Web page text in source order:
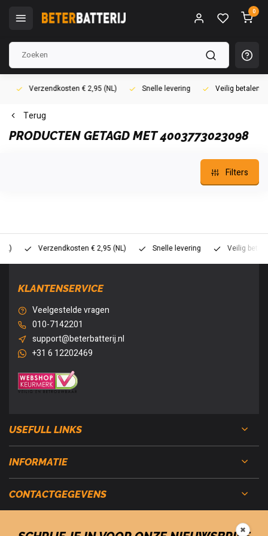
0
Verzendkosten € 2,95 (NL) Snelle levering Veilig betalen
Terug
PRODUCTEN GETAGD MET 4003773023098
Filters
Verzendkosten € 2,95 (NL) Snelle levering Veilig betalen
KLANTENSERVICE
Veelgestelde vragen
010-7142201
support@beterbatterij.nl
+31 6 12202469
USEFULL LINKS
INFORMATIE
CONTACTGEGEVENS
✖